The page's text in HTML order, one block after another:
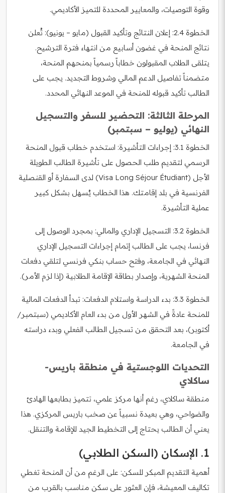
وقوة التوصيات، والمعايير المحددة للتميز الأكاديمي.
الخطوة 2.4: إعلان النتائج وتأكيد القبول (مايو – يونيو): تُعلن
نتائج المنحة في غضون أسابيع من انتهاء فترة الترشيح.
يتلقى الطلاب المقبولون خطاباً رسمياً بمنحهم المنحة،
متضمناً تفاصيل الدعم المالي وشروط التجديد. يجب على
الطالب تأكيد قبوله للمنحة في الموعد النهائي المحدد.
المرحلة الثالثة: التحضير للسفر والتسجيل
النهائي (يوليو – سبتمبر)
الخطوة 3.1: إجراءات التأشيرة: استخدم خطاب قبول المنحة
الرسمي لتقديم طلب الحصول على تأشيرة الطالب الطويلة
الأجل (Visa Long Séjour Étudiant) لدى السفارة أو القنصلية
الفرنسية في بلد إقامتك. هذا الخطاب يُسهل بشكل كبير
عملية التأشيرة.
الخطوة 3.2: التسجيل الإداري والمالي: بمجرد الوصول إلى
فرنسا، يجب على الطالب إتمام إجراءات التسجيل الإداري
النهائي في الجامعة، وفتح حساب بنكي فرنسي لتلقي دفعات
المنحة الشهرية، وإصدار بطاقة الإقامة الطلابية (إذا لزم الأمر).
الخطوة 3.3: بدء الدراسة واستلام الدفعات: تبدأ الدفعات المالية
للمنحة عادةً في الشهر الأول من بدء العام الأكاديمي (سبتمبر/
أكتوبر)، بعد التحقق من تسجيل الطالب الفعلي وبدء دراسته
في الجامعة.
التحديات اللوجستية في منطقة باريس-
ساكلاي
منطقة ساكلاي، رغم أنها مركز علمي، تتميز بطابعها الهادئ
والضواحي، وهي بعيدة نسبياً عن صخب باريس المركزي. هذا
يعني أن الطالب يحتاج إلى التخطيط الجيد للإقامة والتنقل.
1. الإسكان (السكن الطلابي)
أهمية التقديم المبكر للسكن: على الرغم من أن المنحة تغطي
تكاليف المعيشة، فإن العثور على سكن مناسب بالقرب من